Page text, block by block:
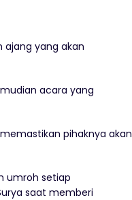
ajang yang akan
acara yang
pihaknya akan
umroh setiap
saat memberi